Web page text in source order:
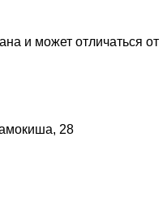
и может отличаться от
28